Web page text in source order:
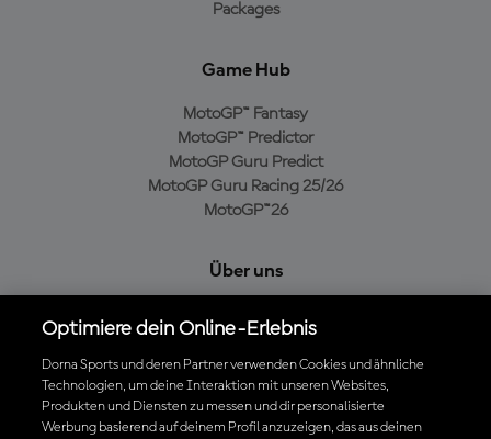
Packages
Game Hub
MotoGP™ Fantasy
MotoGP™ Predictor
MotoGP Guru Predict
MotoGP Guru Racing 25/26
MotoGP™26
Über uns
Cookie-Richtlinien
Geschäftsbedingungen
Datenschutzrichtlinien
Kaufrichtlinie
Optimiere dein Online-Erlebnis
Dorna Sports und deren Partner verwenden Cookies und ähnliche
Technologien, um deine Interaktion mit unseren Websites,
Produkten und Diensten zu messen und dir personalisierte
Werbung basierend auf deinem Profil anzuzeigen, das aus deinen